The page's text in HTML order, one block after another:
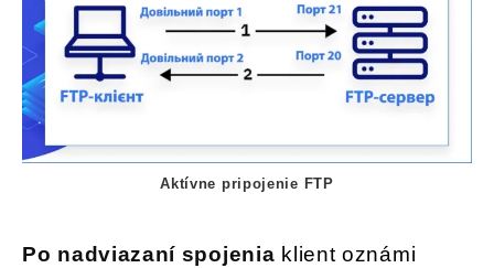
Aktívne pripojenie FTP
Po nadviazaní spojenia klient oznámi